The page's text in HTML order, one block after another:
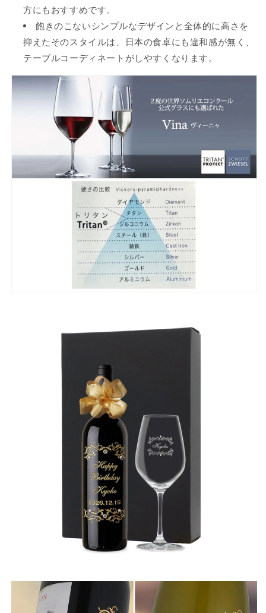
方にもおすすめです。
飽きのこないシンプルなデザインと全体的に高さを
抑えたそのスタイルは、日本の食卓にも違和感が無く、
テーブルコーディネートがしやすくなります。